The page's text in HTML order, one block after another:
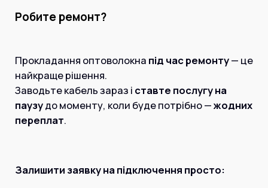
Робите ремонт?
Прокладання оптоволокна під час ремонту— це
найкраще рішення.
Заводьте кабель зараз і ставте послугу на
паузудо моменту, коли буде потрібно —жодних
переплат.
Залишити заявку на підключення просто: